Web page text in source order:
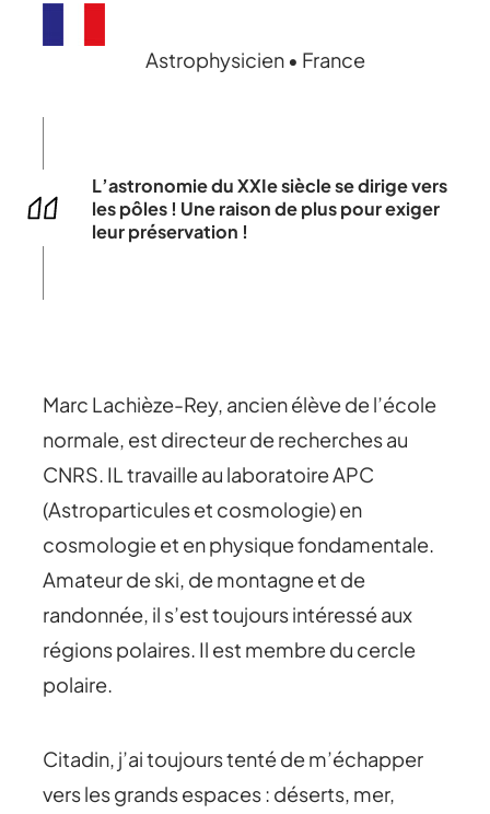
Astrophysicien • France
L’astronomie du XXIe siècle se dirige vers
les pôles ! Une raison de plus pour exiger
leur préservation !
Marc Lachièze-Rey, ancien élève de l’école
normale, est directeur de recherches au
CNRS. IL travaille au laboratoire APC
(Astroparticules et cosmologie) en
cosmologie et en physique fondamentale.
Amateur de ski, de montagne et de
randonnée, il s’est toujours intéressé aux
régions polaires. Il est membre du cercle
polaire.
Citadin, j’ai toujours tenté de m’échapper
vers les grands espaces : déserts, mer,